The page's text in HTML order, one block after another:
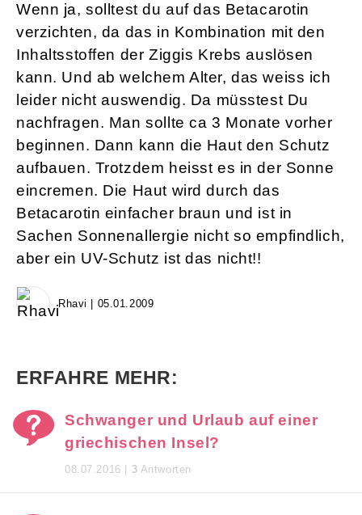
Wenn ja, solltest du auf das Betacarotin
verzichten, da das in Kombination mit den
Inhaltsstoffen der Ziggis Krebs auslösen
kann. Und ab welchem Alter, das weiss ich
leider nicht auswendig. Da müsstest Du
nachfragen. Man sollte ca 3 Monate vorher
beginnen. Dann kann die Haut den Schutz
aufbauen. Trotzdem heisst es in der Sonne
eincremen. Die Haut wird durch das
Betacarotin einfacher braun und ist in
Sachen Sonnenallergie nicht so empfindlich,
aber ein UV-Schutz ist das nicht!!
Rhavi | 05.01.2009
ERFAHRE MEHR:
Schwanger und Urlaub auf einer
griechischen Insel?
08.07.2016 | 3 Antworten